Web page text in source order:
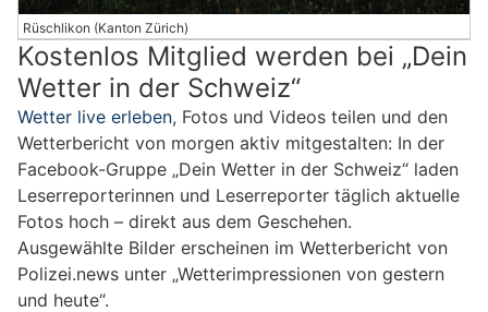
Rüschlikon (Kanton Zürich)
Kostenlos Mitglied werden bei „Dein
Wetter in der Schweiz“
Wetter live erleben, Fotos und Videos teilen und den
Wetterbericht von morgen aktiv mitgestalten: In der
Facebook-Gruppe „Dein Wetter in der Schweiz“ laden
Leserreporterinnen und Leserreporter täglich aktuelle
Fotos hoch – direkt aus dem Geschehen.
Ausgewählte Bilder erscheinen im Wetterbericht von
Polizei.news unter „Wetterimpressionen von gestern
und heute“.